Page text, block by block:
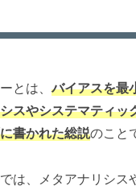
とは、バイアスを最
スやシステマティッ
書かれた総説のこと
は、メタアナリシス